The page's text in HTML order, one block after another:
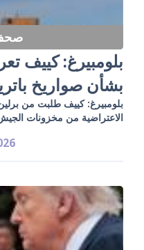
بلومبيرغ: كييف
بشأن صواريخ
بلومبيرغ: كييف طلبت من
الاعتراضية من مخزونات